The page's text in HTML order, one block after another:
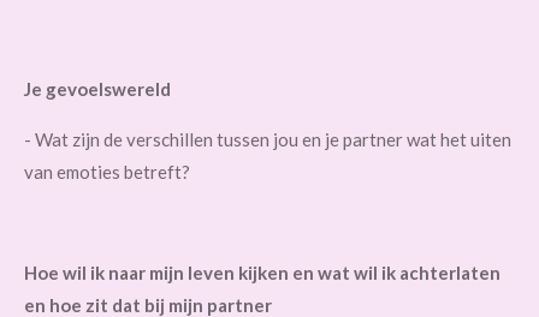
Je gevoelswereld
- Wat zijn de verschillen tussen jou en je partner wat het uiten
van emoties betreft?
Hoe wil ik naar mijn leven kijken en wat wil ik achterlaten
en hoe zit dat bij mijn partner